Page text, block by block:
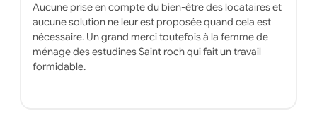
Aucune prise en compte du bien-être des locataires et
aucune solution ne leur est proposée quand cela est
nécessaire. Un grand merci toutefois à la femme de
ménage des estudines Saint roch qui fait un travail
formidable.